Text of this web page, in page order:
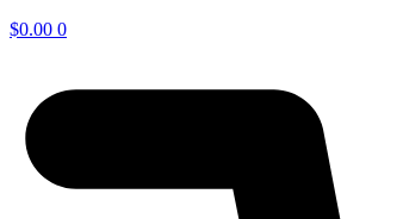
$0.00 0